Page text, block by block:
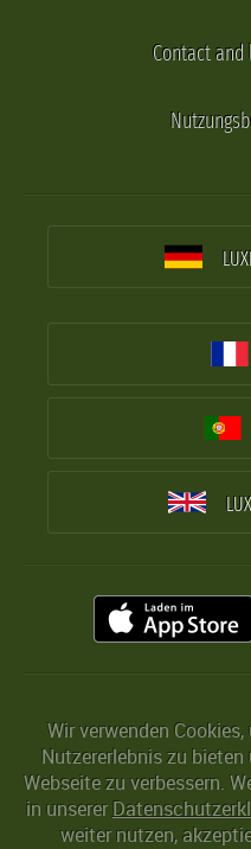
Contact
Wir verwenden
Nutzererlebnis zu
Webseite zu verbessern.
in unserer
weiter nutzen,